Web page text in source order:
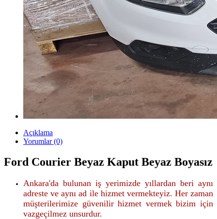
Açıklama
Yorumlar (0)
Ford Courier Beyaz Kaput Beyaz Boyasız
Ankara'da bulunan iş yerimizde yıllardan beri aynı
adreste ve aynı ad ile hizmet vermekteyiz. Her zaman
müşterilerimize güvenilir hizmet vermek bizim için
vazgeçilmez unsurdur.